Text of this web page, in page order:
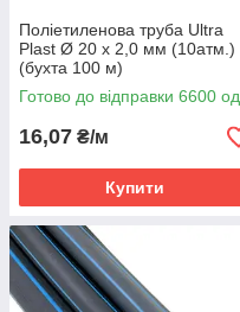
Поліетиленова труба Ultra
Plast Ø 20 х 2,0 мм (10атм.)
(бухта 100 м)
Готово до відправки 6600 од.
16,07 ₴/м
Купити